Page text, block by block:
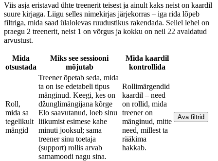
Viis asja eristavad ühte treenerit teisest ja ainult kaks neist on kaardil
suure kirjaga. Liigu selles nimekirjas järjekorras – iga rida lõpeb
filtriga, mida saad ülalolevas ruudustikus rakendada. Sellel lehel on
praegu 2 treenerit, neist 1 on võrgus ja kokku on neil 22 avaldatud
arvustust.
Mida
otsustada
Miks see sessiooni
mõjutab
Mida kaardil
kontrollida
Roll,
mida sa
tegelikult
mängid
Treener õpetab seda, mida
ta on ise edetabeli tipus
mänginud. Keegi, kes on
džunglimängijana kõrge
Elo saavutanud, loeb sinu
liikumist esimese kahe
minuti jooksul; sama
treener sinu toetaja
(support) rollis arvab
samamoodi nagu sina.
Rollimärgendid
kaardil – need
on rollid, mida
treener on
mänginud, mitte
need, millest ta
rääkima
hakkab.
Ava filtrid